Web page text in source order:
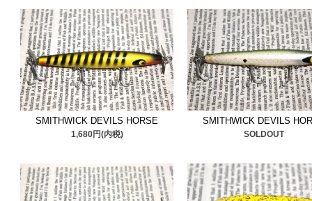
ック是非ご検討ください。
■2025/6/3状態の良いボッ
ッコいいボックスです、是
■2025/5/28希少サイズの
加しました。ご検討くださ
■2025/5/22
ビンテージカ
ました。ご検討ください。
SMITHWICK DEVILS HORSE
1,680円(内税)
SMITHWICK DEVILS
SOLDOUT